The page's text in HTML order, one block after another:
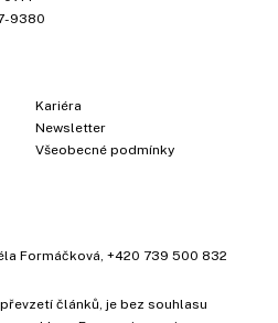
9380
Kariéra
Newsletter
Všeobecné podmínky
Formáčková +420 739 500 832
článků, je bez souhlasu